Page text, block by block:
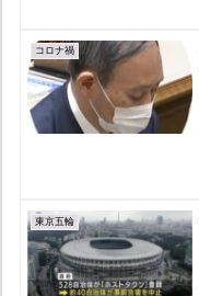
コロナ禍
東京五輪